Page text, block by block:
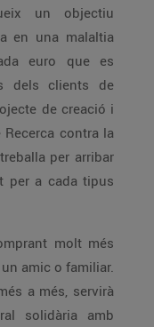
un objectiu
en una malaltia
euro que es
dels clients de
de creació i
contra la
per arribar
per a cada tipus
molt més
amic o familiar.
a més, servirà
solidària amb